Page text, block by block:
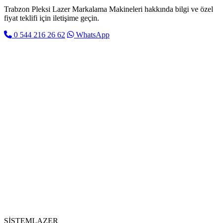
Trabzon Pleksi Lazer Markalama Makineleri hakkında bilgi ve özel
fiyat teklifi için iletişime geçin.
0 544 216 26 62
WhatsApp
SİSTEMLAZER